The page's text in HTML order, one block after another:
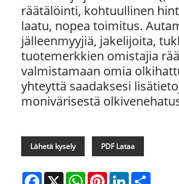
räätälöinti, kohtuullinen
laatu, nopea toimitus.
jälleenmyyjiä, jakelijoita,
tuotemerkkien omistajia
valmistamaan omia
yhteyttä saadaksesi
monivärisestä
Lähetä kysely PDF Lataa
Facebook
X WhatsAppPinterestLinkedIn